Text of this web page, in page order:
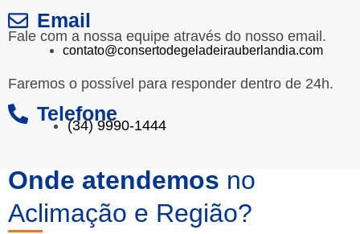
Email
Fale com a nossa equipe através do nosso email.
contato@consertodegeladeirauberlandia.com
Faremos o possível para responder dentro de 24h.
Telefone
(34) 9990-1444
Onde atendemos no
Aclimação e Região?